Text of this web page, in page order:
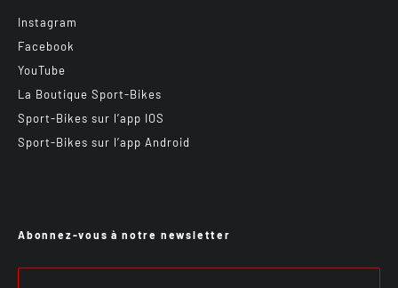
Instagram
Facebook
YouTube
La Boutique Sport-Bikes
Sport-Bikes sur l’app IOS
Sport-Bikes sur l’app Android
Abonnez-vous à notre newsletter